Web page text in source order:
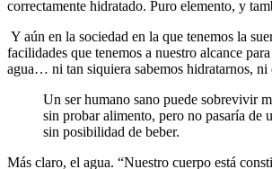
correctamente hidratado. Puro elemento, y
Y aún en la sociedad en la que tenemos la
facilidades que tenemos a nuestro alcance
agua… ni tan siquiera sabemos hidratarnos, ni
Un ser humano sano puede sobrevivir
sin probar alimento, pero no pasaría de
sin posibilidad de beber.
Más claro, el agua. “Nuestro cuerpo está